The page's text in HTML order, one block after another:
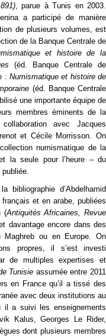
, parue à Tunis en 2003.
a participé de manière
de plusieurs volumes, est
de la Banque Centrale de
et histoire de la
(éd. Banque Centrale de
: Numismatique et histoire de
(éd. Banque Centrale
une importante équipe de
membres éminents de la
avec Jacques
et Cécile Morrisson. On
numismatique de la
la seule pour l’heure – du
d’Abdelhamid
et en arabe, publiées
(Antiquités Africaines, Revue
davantage encore dans des
Maghreb ou en Europe. On
propres, il s’est investi
de multiples expertises et
Tunisie assumée entre 2011
en France qu’il a tissé des
avec deux institutions au
il a suivi les enseignements
Kalus, Georges Le Rider,
dont plusieurs membres